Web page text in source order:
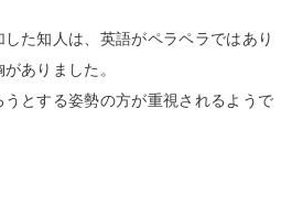
た知人は、英語がペラペラではあり
ありました。
とする姿勢の方が重視されるようで